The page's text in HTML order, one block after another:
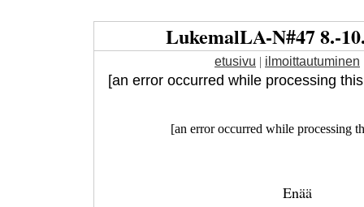
LukemalLA-N#47 8.-
etusivu | ilmoittautuminen
[an error occurred while processing
[an error occurred while processing
Enää